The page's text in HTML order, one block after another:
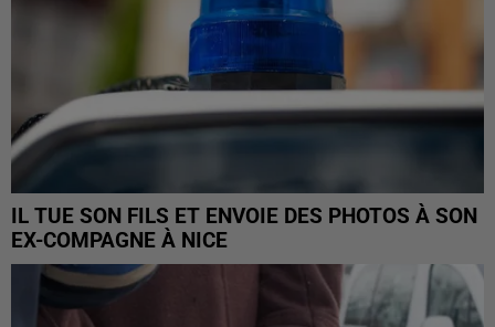
IL TUE SON FILS ET ENVOIE DES PHOTOS À SON
EX-COMPAGNE À NICE